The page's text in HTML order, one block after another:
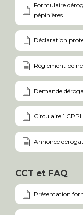
Formulaire
pépinières
Déclaration
Règlement
Demande
Circulaire 1
Annonce
CCT et FAQ
Présentation